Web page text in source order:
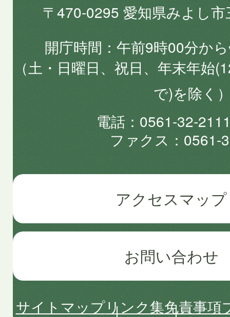
〒470-0295 愛知県みよし
開庁時間
午前9時00分か
（土・日曜日、祝日、年末年始
で)を除く
電話
0561-32-
ファクス
0561-
アクセスマップ
お問い合わせ
サイトマップリンク集免責事項